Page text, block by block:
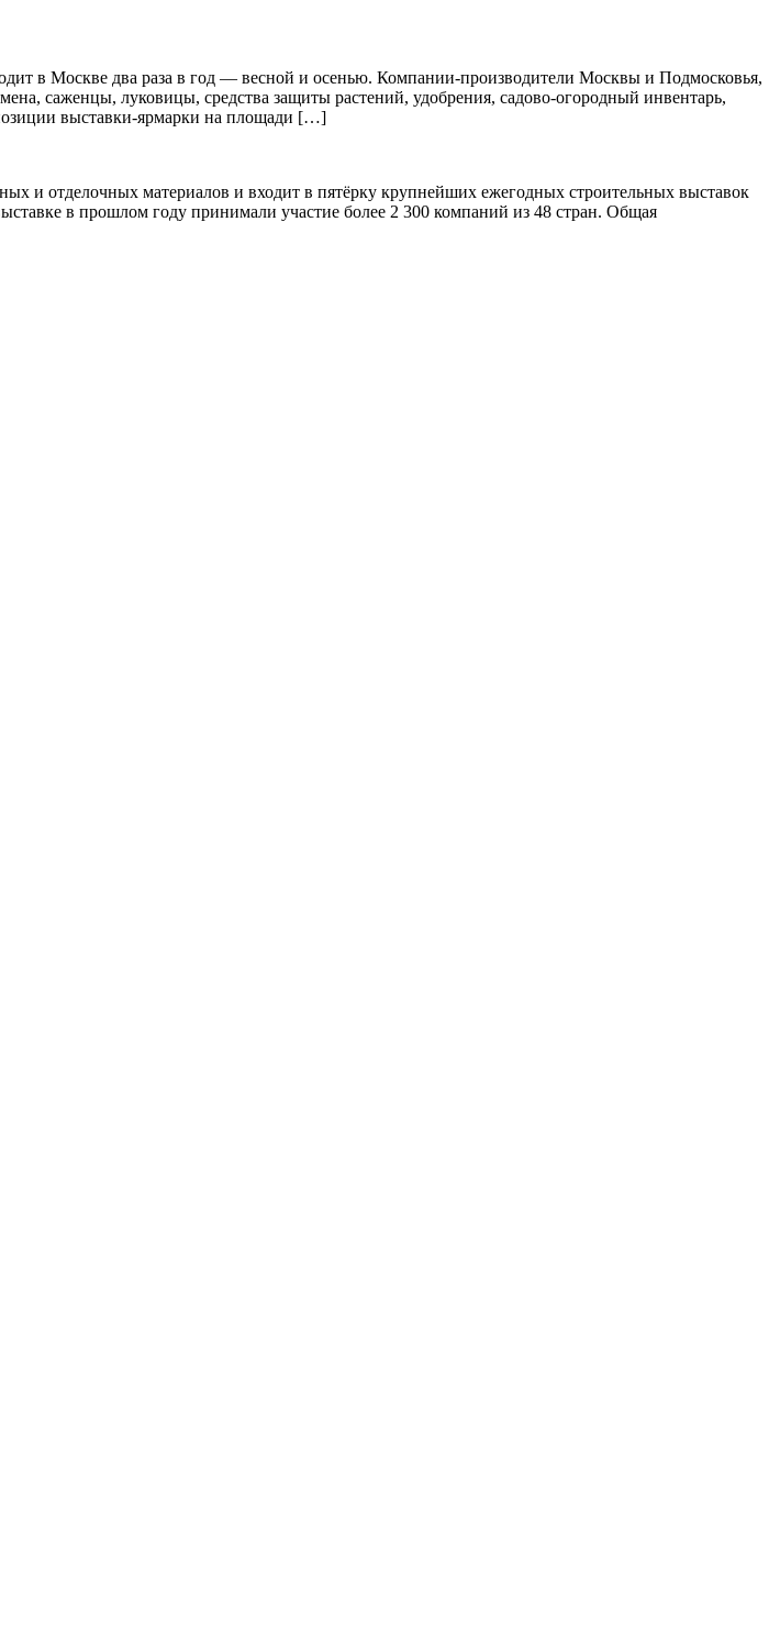
в Москве два раза в год — весной и осенью. Компании-производители Москвы и Подмосковья,
саженцы, луковицы, средства защиты растений, удобрения, садово-огородный инвентарь,
выставки-ярмарки на площади […]
и отделочных материалов и входит в пятёрку крупнейших ежегодных строительных выставок
в прошлом году принимали участие более 2 300 компаний из 48 стран. Общая